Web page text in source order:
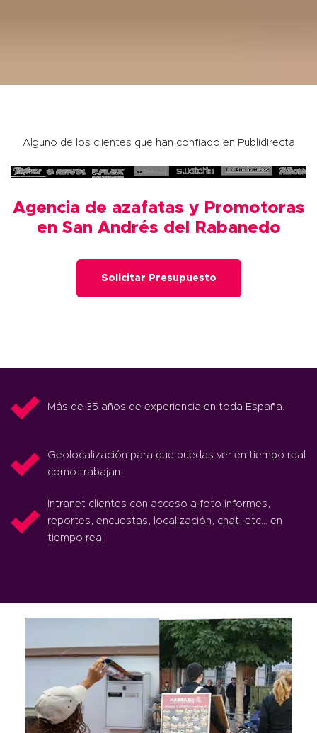
Alguno de los clientes que han confiado en Publidirecta
Agencia de azafatas y Promotoras
en San Andrés del Rabanedo
Solicitar Presupuesto
Más de 35 años de experiencia en toda España.
Geolocalización para que puedas ver en tiempo real
como trabajan.
Intranet clientes con acceso a foto informes,
reportes, encuestas, localización, chat, etc… en
tiempo real.